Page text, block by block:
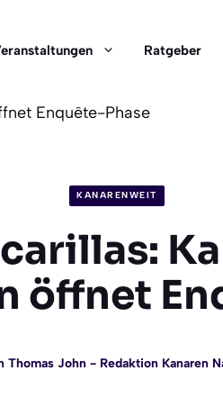
Ratgeber
Enquête-Phase
KANARENWEIT
öffnet
Thomas John- Redaktion Kanaren